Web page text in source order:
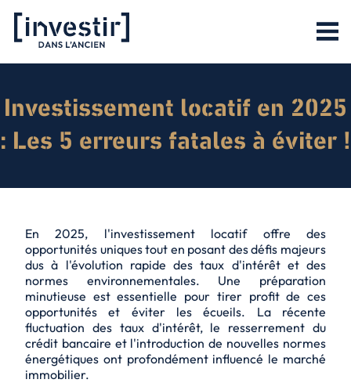
Investissement locatif en 2025
: Les 5 erreurs fatales à éviter !
En 2025, l'investissement locatif offre des
opportunités uniques tout en posant des défis majeurs
dus à l'évolution rapide des taux d'intérêt et des
normes environnementales. Une préparation
minutieuse est essentielle pour tirer profit de ces
opportunités et éviter les écueils. La récente
fluctuation des taux d'intérêt, le resserrement du
crédit bancaire et l'introduction de nouvelles normes
énergétiques ont profondément influencé le marché
immobilier.